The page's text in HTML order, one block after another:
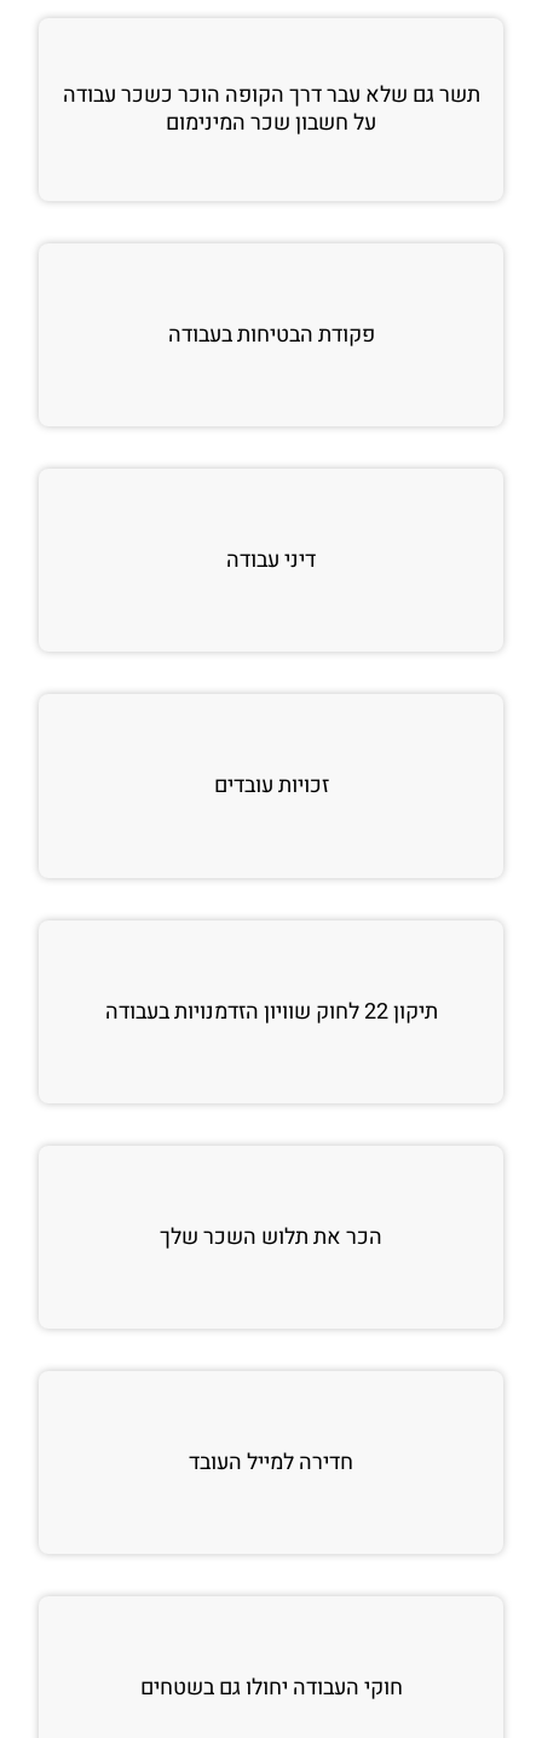
תשר גם שלא עבר דרך הקופה הוכר כשכר עבודה
על חשבון שכר המינימום
פקודת הבטיחות בעבודה
דיני עבודה
זכויות עובדים
תיקון 22 לחוק שוויון הזדמנויות בעבודה
הכר את תלוש השכר שלך
חדירה למייל העובד
חוקי העבודה יחולו גם בשטחים